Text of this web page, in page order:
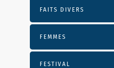
FAITS DIVERS
FEMMES
FESTIVAL